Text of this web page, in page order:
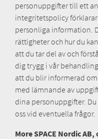
personuppgifter till ett
integritetspolicy
personliga information.
rättigheter och hur du
att du tar del av och
dig trygg i vår
att du blir informerad
med lämnande av
dina personuppgifter.
oss vid eventuella frågor.
More SPACE Nordic